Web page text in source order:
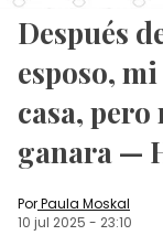
Después
esposo,
casa, pero
ganara —
PorPaula Moskal
10 jul 2025 - 23:10